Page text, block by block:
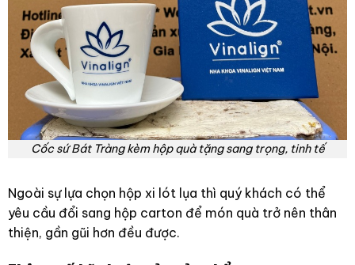
Cốc sứ Bát Tràng kèm hộp quà tặng sang trọng, tinh tế
Ngoài sự lựa chọn hộp xi lót lụa thì quý khách có thể
yêu cầu đổi sang hộp carton để món quà trở nên thân
thiện, gần gũi hơn đều được.